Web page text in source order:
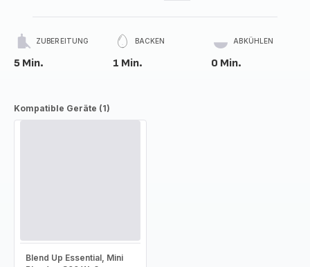
ZUBEREITUNG
5 Min.
BACKEN
1 Min.
ABKÜHLEN
0 Min.
Kompatible Geräte (1)
Blend Up Essential, Mini